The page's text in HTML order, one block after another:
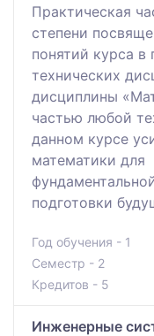
Практическая
степени
понятий курса в
технических
дисциплины
частью любой
данном курсе
математики
подготовки
Год обучения - 1
Семестр - 2
Кредитов - 5
Инженерные